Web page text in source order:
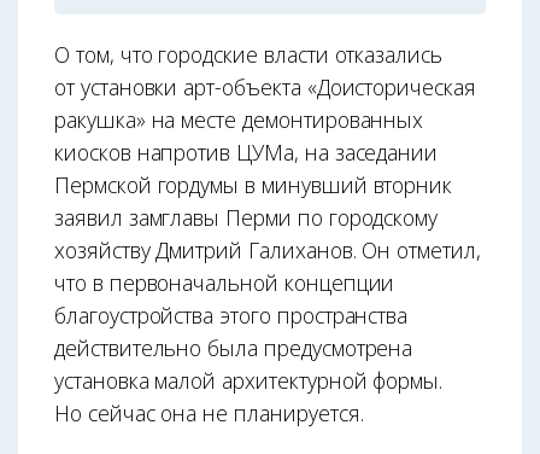
О том, что городские власти отказались
от установки арт-объекта «Доисторическая
ракушка» на месте демонтированных
киосков напротив ЦУМа, на заседании
Пермской гордумы в минувший вторник
заявил замглавы Перми по городскому
хозяйству Дмитрий Галиханов. Он отметил,
что в первоначальной концепции
благоустройства этого пространства
действительно была предусмотрена
установка малой архитектурной формы.
Но сейчас она не планируется.